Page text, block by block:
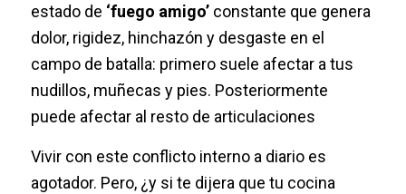
estado de ‘fuego amigo’constante que genera
dolor, rigidez, hinchazón y desgaste en el
campo de batalla: primero suele afectar a tus
nudillos, muñecas y pies. Posteriormente
puede afectar al resto de articulaciones
Vivir con este conflicto interno a diario es
agotador. Pero, ¿y si te dijera que tu cocina